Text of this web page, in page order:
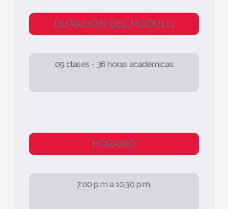
DURACIÓN DEL MÓDULO
09 clases - 36 horas académicas
HORARIO
7:00 p.m a 10:30 p.m.